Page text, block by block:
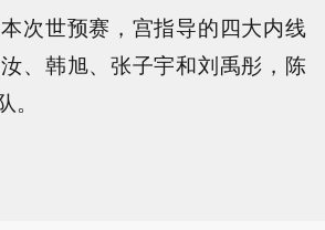
次世预赛，宫指导的四大内线
、韩旭、张子宇和刘禹彤，陈